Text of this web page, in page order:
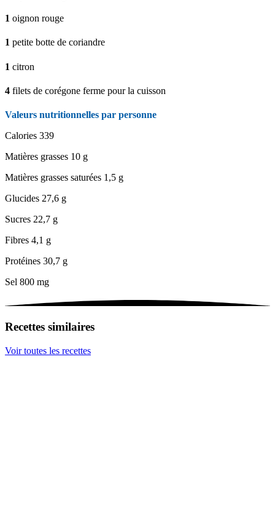
1 oignon rouge
1 petite botte de coriandre
1 citron
4 filets de corégone ferme pour la cuisson
Valeurs nutritionnelles par personne
Calories 339
Matières grasses 10 g
Matières grasses saturées 1,5 g
Glucides 27,6 g
Sucres 22,7 g
Fibres 4,1 g
Protéines 30,7 g
Sel 800 mg
Recettes similaires
Voir toutes les recettes